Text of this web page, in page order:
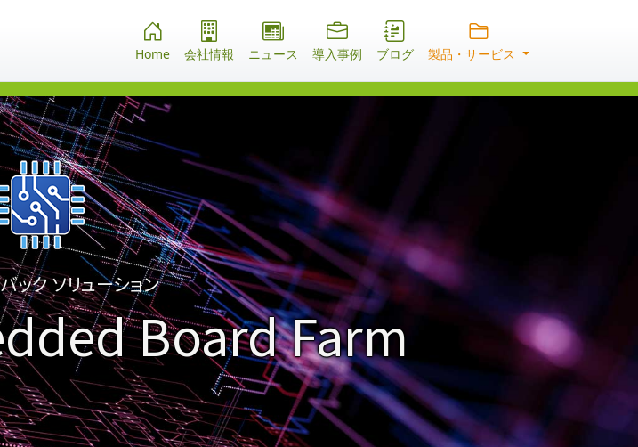
Home 会社情報 ニュース 導入事例 ブログ 製品・サービス
ック ソリューション
Board Farm